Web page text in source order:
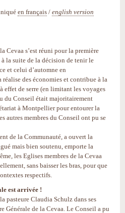
en français / english version
Cevaa s’est réuni pour la première
la suite de la décision de tenir le
et celui d’automne en
des économies et contribue à la
effet de serre (en limitant les voyages
du Conseil était majoritairement
à Montpellier pour entourer la
autres membres du Conseil ont pu se
de la Communauté, a ouvert la
mais bien soutenu, emporte la
les Eglises membres de la Cevaa
sans baisser les bras, pour que
respectifs.
est arrivée !
pasteure Claudia Schulz dans ses
Générale de la Cevaa. Le Conseil a pu